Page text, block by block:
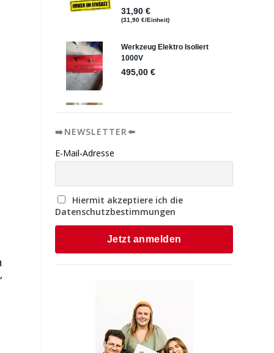
➡️NEWSLETTER⬅️
E-Mail-Adresse
Hiermit akzeptiere ich die
Datenschutzbestimmungen